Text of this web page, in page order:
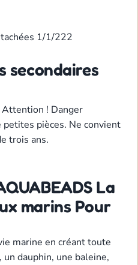
1/1/222
secondaires
Attention ! Danger
pièces. Ne convient
trois ans.
La
marins Pour
marine en créant toute
un dauphin, une baleine,